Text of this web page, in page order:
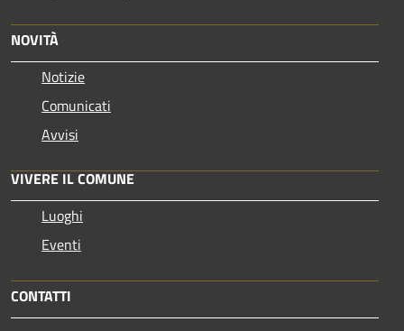
NOVITÀ
Notizie
Comunicati
Avvisi
VIVERE IL COMUNE
Luoghi
Eventi
CONTATTI